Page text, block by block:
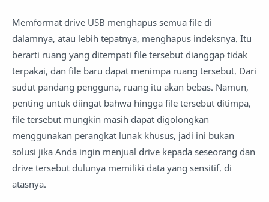
Memformat drive USB menghapus semua file di
dalamnya, atau lebih tepatnya, menghapus indeksnya. Itu
berarti ruang yang ditempati file tersebut dianggap tidak
terpakai, dan file baru dapat menimpa ruang tersebut. Dari
sudut pandang pengguna, ruang itu akan bebas. Namun,
penting untuk diingat bahwa hingga file tersebut ditimpa,
file tersebut mungkin masih dapat digolongkan
menggunakan perangkat lunak khusus, jadi ini bukan
solusi jika Anda ingin menjual drive kepada seseorang dan
drive tersebut dulunya memiliki data yang sensitif. di
atasnya.